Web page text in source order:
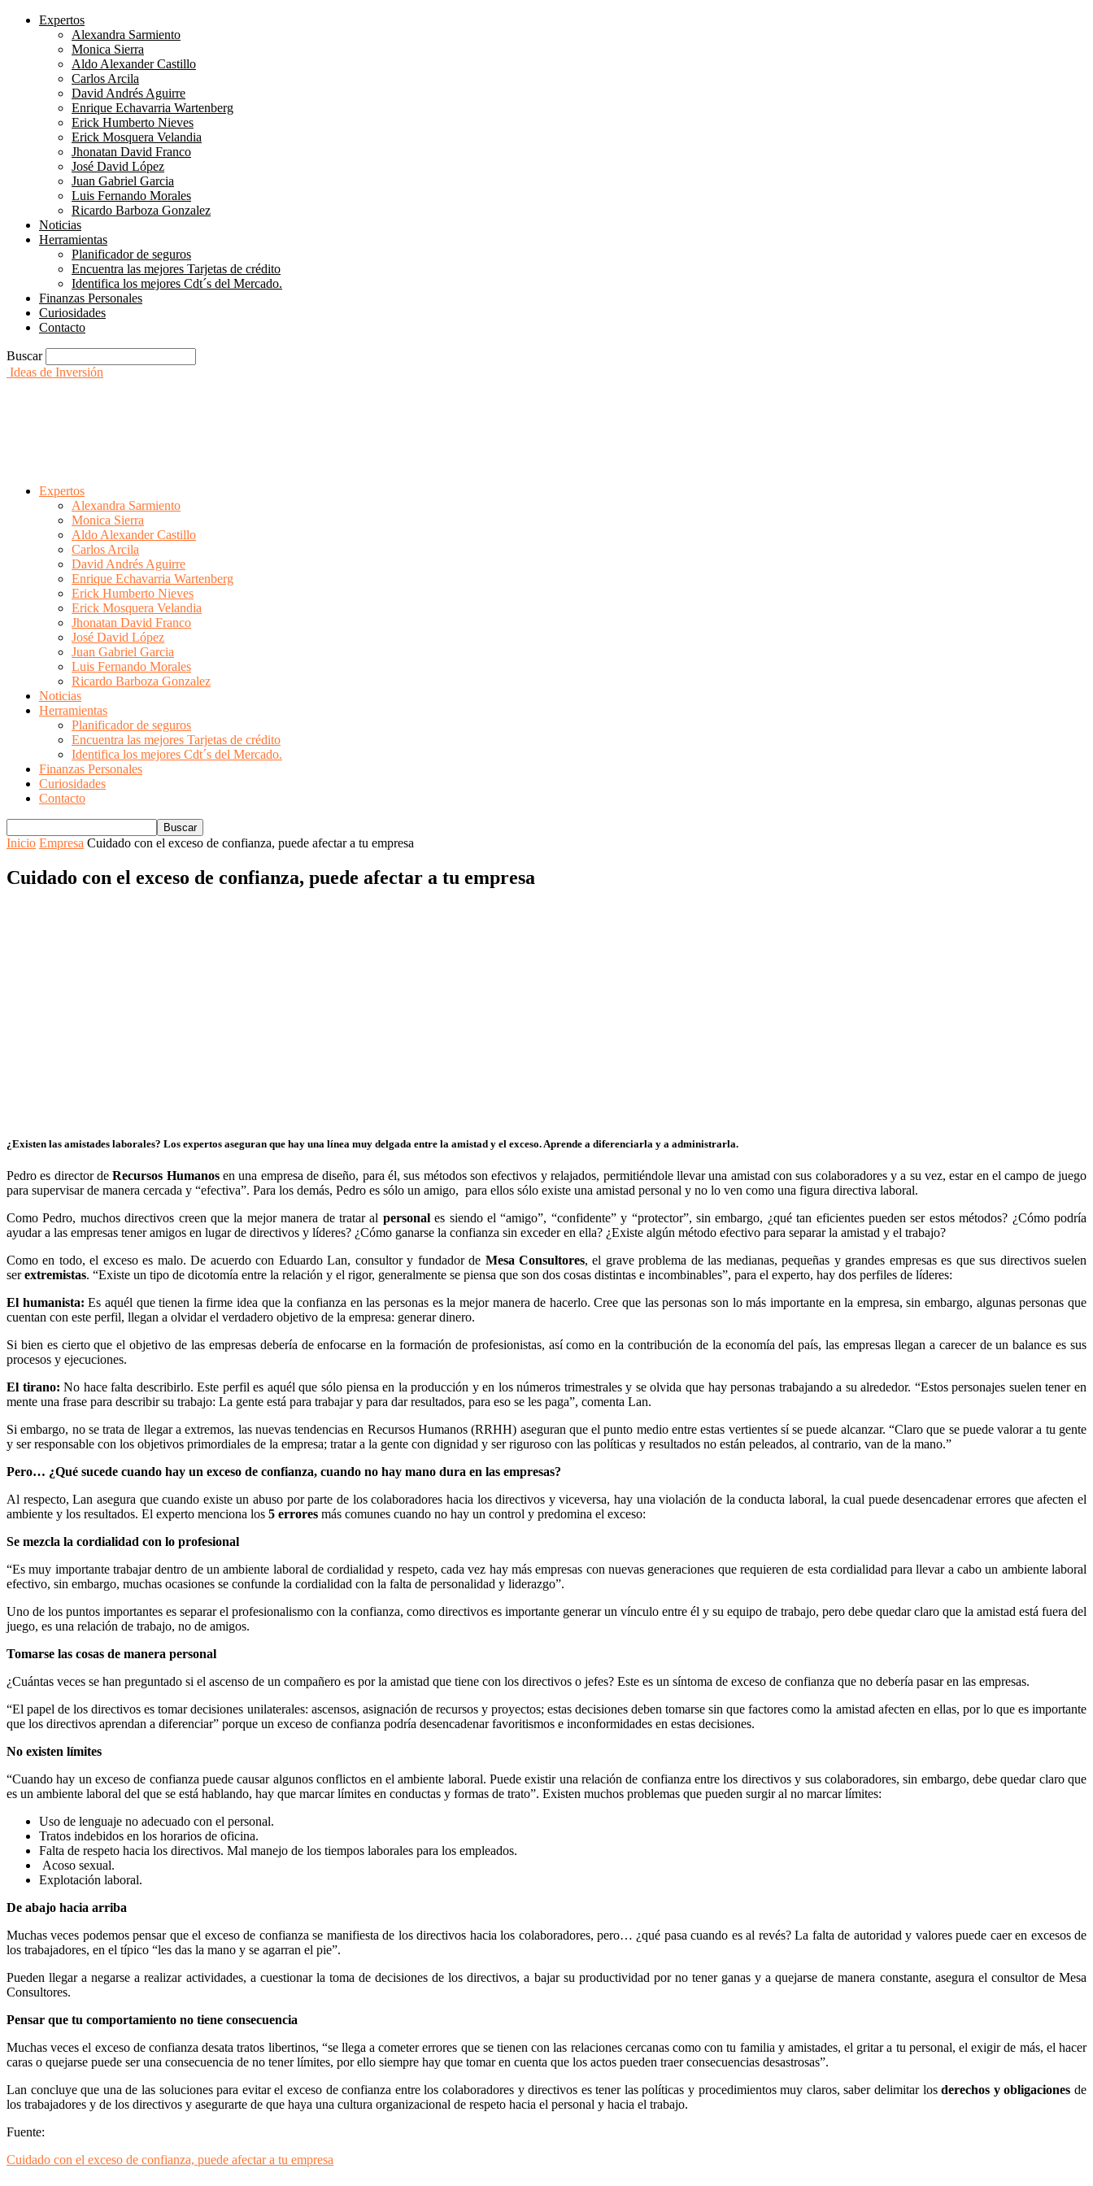
Expertos
Alexandra Sarmiento
Monica Sierra
Aldo Alexander Castillo
Carlos Arcila
David Andrés Aguirre
Enrique Echavarria Wartenberg
Erick Humberto Nieves
Erick Mosquera Velandia
Jhonatan David Franco
José David López
Juan Gabriel Garcia
Luis Fernando Morales
Ricardo Barboza Gonzalez
Noticias
Herramientas
Planificador de seguros
Encuentra las mejores Tarjetas de crédito
Identifica los mejores Cdt´s del Mercado.
Finanzas Personales
Curiosidades
Contacto
Buscar
Ideas de Inversión
Expertos
Alexandra Sarmiento
Monica Sierra
Aldo Alexander Castillo
Carlos Arcila
David Andrés Aguirre
Enrique Echavarria Wartenberg
Erick Humberto Nieves
Erick Mosquera Velandia
Jhonatan David Franco
José David López
Juan Gabriel Garcia
Luis Fernando Morales
Ricardo Barboza Gonzalez
Noticias
Herramientas
Planificador de seguros
Encuentra las mejores Tarjetas de crédito
Identifica los mejores Cdt´s del Mercado.
Finanzas Personales
Curiosidades
Contacto
Inicio Empresa Cuidado con el exceso de confianza, puede afectar a tu empresa
Cuidado con el exceso de confianza, puede afectar a tu empresa
¿Existen las amistades laborales? Los expertos aseguran que hay una línea muy delgada entre la amistad y el exceso. Aprende a diferenciarla y a administrarla.
Pedro es director de Recursos Humanosen una empresa de diseño, para él, sus métodos son efectivos y relajados, permitiéndole llevar una amistad con sus colaboradores y a su vez, estar en el campo de juego
para supervisar de manera cercada y “efectiva”. Para los demás, Pedro es sólo un amigo, para ellos sólo existe una amistad personal y no lo ven como una figura directiva laboral.
Como Pedro, muchos directivos creen que la mejor manera de tratar al personales siendo el “amigo”, “confidente” y “protector”, sin embargo, ¿qué tan eficientes pueden ser estos métodos? ¿Cómo podría
ayudar a las empresas tener amigos en lugar de directivos y líderes? ¿Cómo ganarse la confianza sin exceder en ella? ¿Existe algún método efectivo para separar la amistad y el trabajo?
Como en todo, el exceso es malo. De acuerdo con Eduardo Lan, consultor y fundador de Mesa Consultores, el grave problema de las medianas, pequeñas y grandes empresas es que sus directivos suelen
serextremistas. “Existe un tipo de dicotomía entre la relación y el rigor, generalmente se piensa que son dos cosas distintas e incombinables”, para el experto, hay dos perfiles de líderes:
El humanista: Es aquél que tienen la firme idea que la confianza en las personas es la mejor manera de hacerlo. Cree que las personas son lo más importante en la empresa, sin embargo, algunas personas que
cuentan con este perfil, llegan a olvidar el verdadero objetivo de la empresa: generar dinero.
Si bien es cierto que el objetivo de las empresas debería de enfocarse en la formación de profesionistas, así como en la contribución de la economía del país, las empresas llegan a carecer de un balance es sus
procesos y ejecuciones.
El tirano:No hace falta describirlo. Este perfil es aquél que sólo piensa en la producción y en los números trimestrales y se olvida que hay personas trabajando a su alrededor. “Estos personajes suelen tener en
mente una frase para describir su trabajo: La gente está para trabajar y para dar resultados, para eso se les paga”, comenta Lan.
Si embargo, no se trata de llegar a extremos, las nuevas tendencias en Recursos Humanos (RRHH) aseguran que el punto medio entre estas vertientes sí se puede alcanzar. “Claro que se puede valorar a tu gente
y ser responsable con los objetivos primordiales de la empresa; tratar a la gente con dignidad y ser riguroso con las políticas y resultados no están peleados, al contrario, van de la mano.”
Pero… ¿Qué sucede cuando hay un exceso de confianza, cuando no hay mano dura en las empresas?
Al respecto, Lan asegura que cuando existe un abuso por parte de los colaboradores hacia los directivos y viceversa, hay una violación de la conducta laboral, la cual puede desencadenar errores que afecten el
ambiente y los resultados. El experto menciona los 5 errores más comunes cuando no hay un control y predomina el exceso:
Se mezcla la cordialidad con lo profesional
“Es muy importante trabajar dentro de un ambiente laboral de cordialidad y respeto, cada vez hay más empresas con nuevas generaciones que requieren de esta cordialidad para llevar a cabo un ambiente laboral
efectivo, sin embargo, muchas ocasiones se confunde la cordialidad con la falta de personalidad y liderazgo”.
Uno de los puntos importantes es separar el profesionalismo con la confianza, como directivos es importante generar un vínculo entre él y su equipo de trabajo, pero debe quedar claro que la amistad está fuera del
juego, es una relación de trabajo, no de amigos.
Tomarse las cosas de manera personal
¿Cuántas veces se han preguntado si el ascenso de un compañero es por la amistad que tiene con los directivos o jefes? Este es un síntoma de exceso de confianza que no debería pasar en las empresas.
“El papel de los directivos es tomar decisiones unilaterales: ascensos, asignación de recursos y proyectos; estas decisiones deben tomarse sin que factores como la amistad afecten en ellas, por lo que es importante
que los directivos aprendan a diferenciar” porque un exceso de confianza podría desencadenar favoritismos e inconformidades en estas decisiones.
No existen límites
“Cuando hay un exceso de confianza puede causar algunos conflictos en el ambiente laboral. Puede existir una relación de confianza entre los directivos y sus colaboradores, sin embargo, debe quedar claro que
es un ambiente laboral del que se está hablando, hay que marcar límites en conductas y formas de trato”. Existen muchos problemas que pueden surgir al no marcar límites:
Uso de lenguaje no adecuado con el personal.
Tratos indebidos en los horarios de oficina.
Falta de respeto hacia los directivos. Mal manejo de los tiempos laborales para los empleados.
Acoso sexual.
Explotación laboral.
De abajo hacia arriba
Muchas veces podemos pensar que el exceso de confianza se manifiesta de los directivos hacia los colaboradores, pero… ¿qué pasa cuando es al revés? La falta de autoridad y valores puede caer en excesos de
los trabajadores, en el típico “les das la mano y se agarran el pie”.
Pueden llegar a negarse a realizar actividades, a cuestionar la toma de decisiones de los directivos, a bajar su productividad por no tener ganas y a quejarse de manera constante, asegura el consultor de Mesa
Consultores.
Pensar que tu comportamiento no tiene consecuencia
Muchas veces el exceso de confianza desata tratos libertinos, “se llega a cometer errores que se tienen con las relaciones cercanas como con tu familia y amistades, el gritar a tu personal, el exigir de más, el hacer
caras o quejarse puede ser una consecuencia de no tener límites, por ello siempre hay que tomar en cuenta que los actos pueden traer consecuencias desastrosas”.
Lan concluye que una de las soluciones para evitar el exceso de confianza entre los colaboradores y directivos es tener las políticas y procedimientos muy claros, saber delimitar losderechos y obligaciones de
los trabajadores y de los directivos y asegurarte de que haya una cultura organizacional de respeto hacia el personal y hacia el trabajo.
Fuente:
Cuidado con el exceso de confianza, puede afectar a tu empresa